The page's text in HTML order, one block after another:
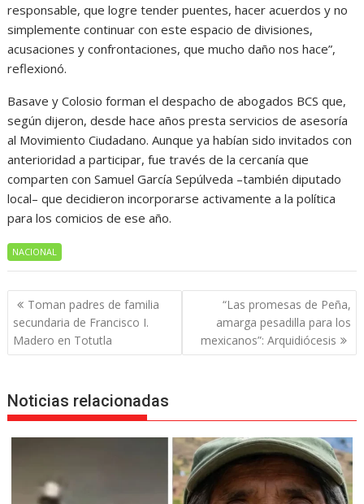
responsable, que logre tender puentes, hacer acuerdos y no
simplemente continuar con este espacio de divisiones,
acusaciones y confrontaciones, que mucho daño nos hace”,
reflexionó.
Basave y Colosio forman el despacho de abogados BCS que,
según dijeron, desde hace años presta servicios de asesoría
al Movimiento Ciudadano. Aunque ya habían sido invitados con
anterioridad a participar, fue través de la cercanía que
comparten con Samuel García Sepúlveda –también diputado
local– que decidieron incorporarse activamente a la política
para los comicios de ese año.
NACIONAL
Navegación
de
entradas
Toman padres de familia
secundaria de Francisco I.
Madero en Totutla
“Las promesas de Peña,
amarga pesadilla para los
mexicanos”: Arquidiócesis
Noticias relacionadas